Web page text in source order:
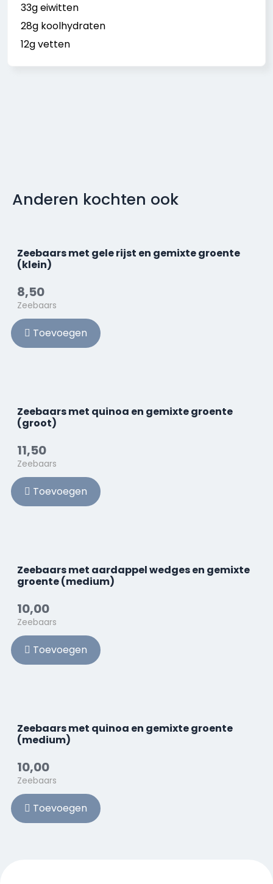
33g eiwitten
28g koolhydraten
12g vetten
Anderen kochten ook
Zeebaars met gele rijst en gemixte groente
(klein)
8,50
Zeebaars
Toevoegen
Zeebaars met quinoa en gemixte groente
(groot)
11,50
Zeebaars
Toevoegen
Zeebaars met aardappel wedges en gemixte
groente (medium)
10,00
Zeebaars
Toevoegen
Zeebaars met quinoa en gemixte groente
(medium)
10,00
Zeebaars
Toevoegen